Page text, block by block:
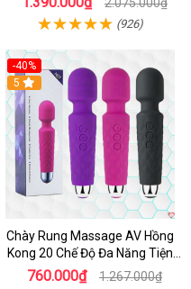
(926)
-40%
5
Chày Rung Massage AV Hồng
Kong 20 Chế Độ Đa Năng Tiện
Lợi
760.000₫ 1.267.000₫